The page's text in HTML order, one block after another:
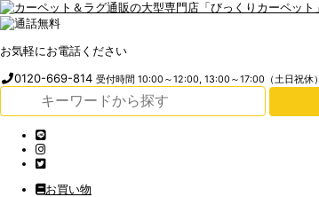
お気軽にお電話ください
0120-669-814受付時間 10:00～12:00, 13:00～17:00（土日祝休）
お買い物